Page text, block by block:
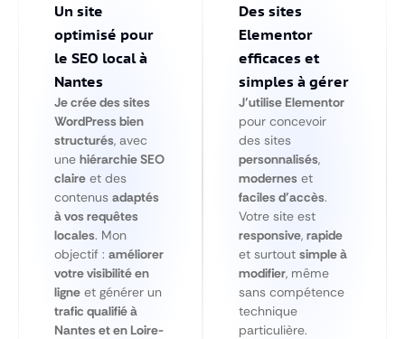
Un site
optimisé pour
le SEO local à
Nantes
Je crée des sites
WordPress bien
structurés, avec
une hiérarchie SEO
claire et des
contenus adaptés
à vos requêtes
locales. Mon
objectif : améliorer
votre visibilité en
ligne et générer un
trafic qualifié à
Nantes et en Loire-
Des sites
Elementor
efficaces et
simples à gérer
J’utilise Elementor
pour concevoir
des sites
personnalisés,
modernes et
faciles d’accès.
Votre site est
responsive, rapide
et surtout simple à
modifier, même
sans compétence
technique
particulière.